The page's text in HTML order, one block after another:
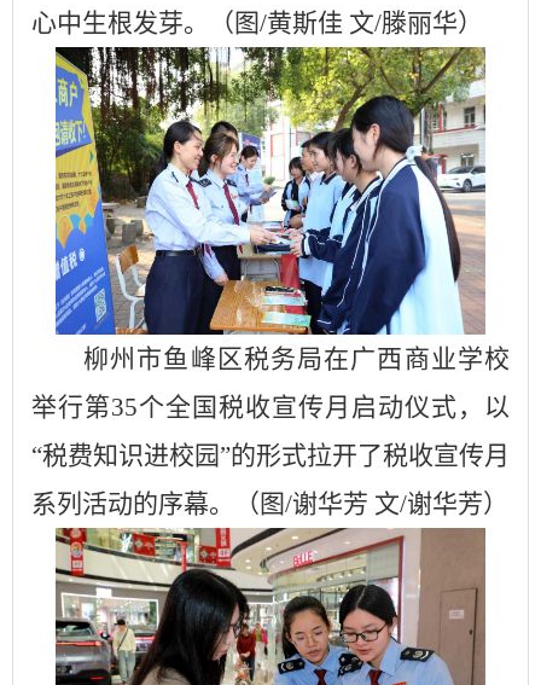
心中生根发芽。
（图/黄斯佳 文/滕丽华）
柳州市鱼峰 区税务局在广西商业学校
举行第35个全国税收宣传月启动仪式，以
“税费知识进校园”的形式拉开了税收宣传月
系列活动的序幕。
（图/谢华芳 文/谢华芳）